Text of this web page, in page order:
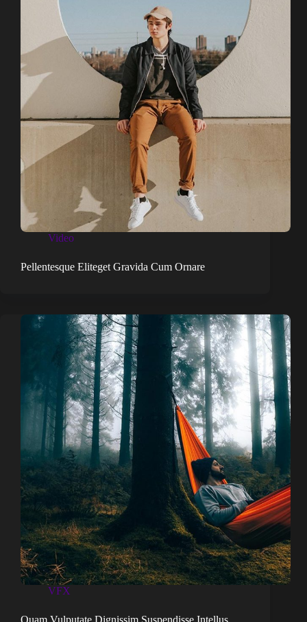
Video
Pellentesque Eliteget Gravida Cum Ornare
VFX
Quam Vulputate Dignissim Suspendisse Intellus